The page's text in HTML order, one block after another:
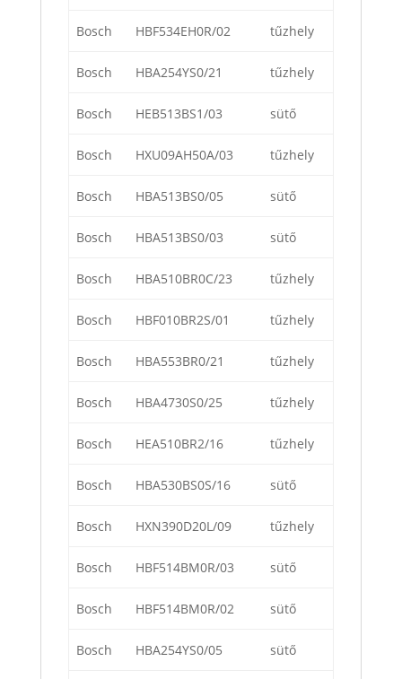
Bosch HBF534EH0R/02 tűzhely
Bosch HBA254YS0/21 tűzhely
Bosch HEB513BS1/03 sütő
Bosch HXU09AH50A/03 tűzhely
Bosch HBA513BS0/05 sütő
Bosch HBA513BS0/03 sütő
Bosch HBA510BR0C/23 tűzhely
Bosch HBF010BR2S/01 tűzhely
Bosch HBA553BR0/21 tűzhely
Bosch HBA4730S0/25 tűzhely
Bosch HEA510BR2/16 tűzhely
Bosch HBA530BS0S/16 sütő
Bosch HXN390D20L/09 tűzhely
Bosch HBF514BM0R/03 sütő
Bosch HBF514BM0R/02 sütő
Bosch HBA254YS0/05 sütő